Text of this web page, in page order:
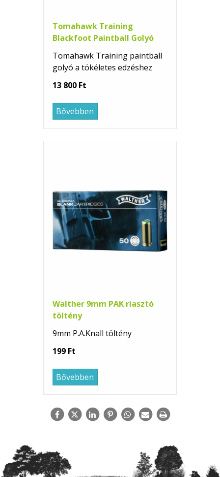
Tomahawk Training
Blackfoot Paintball Golyó
Tomahawk Training paintball
golyó a tökéletes edzéshez
13 800 Ft
Bővebben
Walther 9mm PAK riasztó
töltény
9mm P.A.Knall töltény
199 Ft
Bővebben